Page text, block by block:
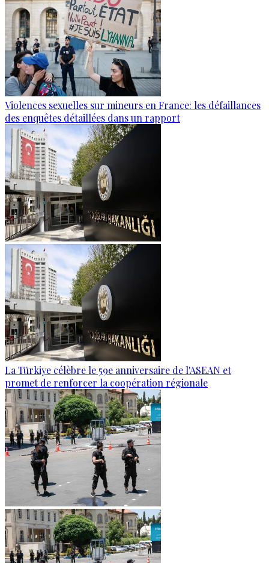
Violences sexuelles sur mineurs en France: les défaillances
des enquêtes détaillées dans un rapport
La Türkiye célèbre le 59e anniversaire de l'ASEAN et
promet de renforcer la coopération régionale